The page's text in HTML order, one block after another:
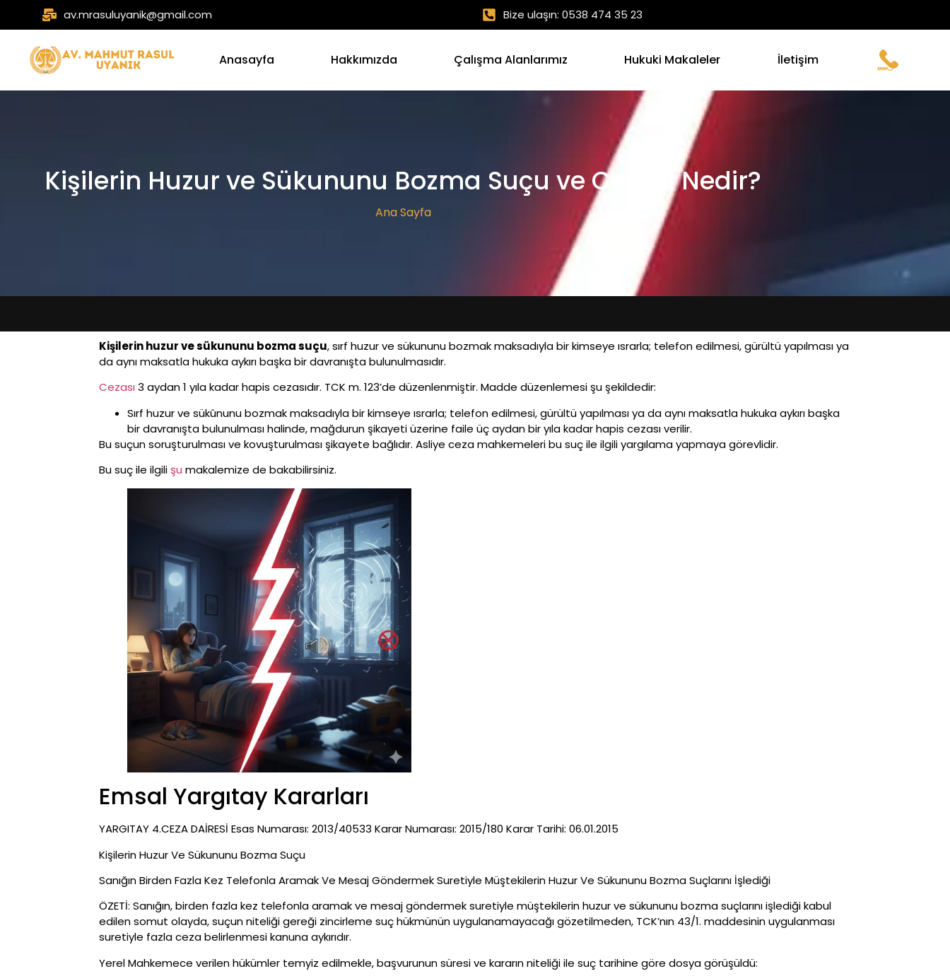
av.mrasuluyanik@gmail.com Bize ulaşın: 0538 474 35 23
Anasayfa Hakkımızda Çalışma Alanlarımız Hukuki Makaleler İletişim
Kişilerin Huzur ve Sükununu Bozma Suçu ve Cezası Nedir?
Ana Sayfa
Kişilerin huzur ve sükununu bozma suçu, sırf huzur ve sükununu bozmak maksadıyla bir kimseye ısrarla; telefon edilmesi, gürültü yapılması ya
da aynı maksatla hukuka aykırı başka bir davranışta bulunulmasıdır.
Cezası 3 aydan 1 yıla kadar hapis cezasıdır. TCK m. 123’de düzenlenmiştir. Madde düzenlemesi şu şekildedir:
Sırf huzur ve sükûnunu bozmak maksadıyla bir kimseye ısrarla; telefon edilmesi, gürültü yapılması ya da aynı maksatla hukuka aykırı başka
bir davranışta bulunulması halinde, mağdurun şikayeti üzerine faile üç aydan bir yıla kadar hapis cezası verilir.
Bu suçun soruşturulması ve kovuşturulması şikayete bağlıdır. Asliye ceza mahkemeleri bu suç ile ilgili yargılama yapmaya görevlidir.
Bu suç ile ilgili şu makalemize de bakabilirsiniz.
Emsal Yargıtay Kararları
YARGITAY 4.CEZA DAİRESİ Esas Numarası: 2013/40533 Karar Numarası: 2015/180 Karar Tarihi: 06.01.2015
Kişilerin Huzur Ve Sükununu Bozma Suçu
Sanığın Birden Fazla Kez Telefonla Aramak Ve Mesaj Göndermek Suretiyle Müştekilerin Huzur Ve Sükununu Bozma Suçlarını İşlediği
ÖZETİ: Sanığın, birden fazla kez telefonla aramak ve mesaj göndermek suretiyle müştekilerin huzur ve sükununu bozma suçlarını işlediği kabul
edilen somut olayda, suçun niteliği gereği zincirleme suç hükmünün uygulanamayacağı gözetilmeden, TCK’nın 43/1. maddesinin uygulanması
suretiyle fazla ceza belirlenmesi kanuna aykırıdır.
Yerel Mahkemece verilen hükümler temyiz edilmekle, başvurunun süresi ve kararın niteliği ile suç tarihine göre dosya görüşüldü: